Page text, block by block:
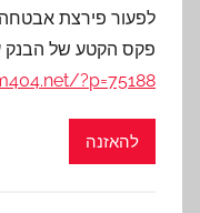
לפעור פירצת
פקס הקטע של הבנק
?p=75188
להאזנה